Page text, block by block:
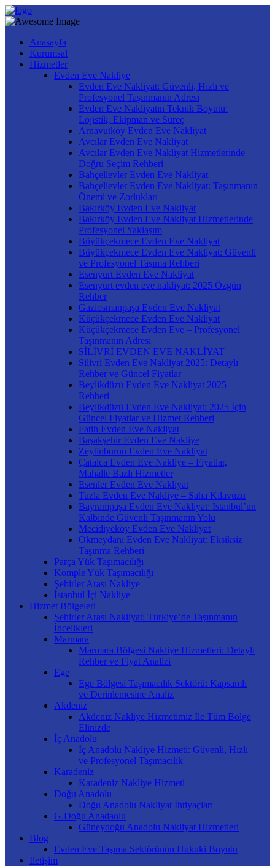
Anasayfa
Kurumsal
Hizmetler
Evden Eve Nakliye
Evden Eve Nakliyat: Güvenli, Hızlı ve
Profesyonel Taşınmanın Adresi
Evden Eve Nakliyatın Teknik Boyutu:
Lojistik, Ekipman ve Süreç
Arnavutköy Evden Eve Nakliyat
Avcılar Evden Eve Nakliyat
Avcılar Evden Eve Nakliyat Hizmetlerinde
Doğru Seçim Rehberi
Bahçelievler Evden Eve Nakliyat
Bahçelievler Evden Eve Nakliyat: Taşınmanın
Önemi ve Zorlukları
Bakırköy Evden Eve Nakliyat
Bakırköy Evden Eve Nakliyat Hizmetlerinde
Profesyonel Yaklaşım
Büyükçekmece Evden Eve Nakliyat
Büyükçekmece Evden Eve Nakliyat: Güvenli
ve Profesyonel Taşıma Rehberi
Esenyurt Evden Eve Nakliyat
Esenyurt evden eve nakliyat: 2025 Özgün
Rehber
Gaziosmanpaşa Evden Eve Nakliyat
Küçükçekmece Evden Eve Nakliyat
Küçükçekmece Evden Eve – Profesyonel
Taşınmanın Adresi
SİLİVRİ EVDEN EVE NAKLİYAT
Silivri Evden Eve Nakliyat 2025: Detaylı
Rehber ve Güncel Fiyatlar
Beylikdüzü Evden Eve Nakliyat 2025
Rehberi
Beylikdüzü Evden Eve Nakliyat: 2025 İçin
Güncel Fiyatlar ve Hizmet Rehberi
Fatih Evden Eve Nakliyat
Başakşehir Evden Eve Nakliye
Zeytinburnu Evden Eve Nakliyat
Çatalca Evden Eve Nakliye – Fiyatlar,
Mahalle Bazlı Hizmetler
Esenler Evden Eve Nakliyat
Tuzla Evden Eve Nakliye – Saha Kılavuzu
Bayrampaşa Evden Eve Nakliyat: İstanbul’un
Kalbinde Güvenli Taşınmanın Yolu
Mecidiyeköy Evden Eve Nakliyat
Okmeydanı Evden Eve Nakliyat: Eksiksiz
Taşınma Rehberi
Parça Yük Taşımacılığı
Komple Yük Taşımacılığı
Şehirler Arası Nakliye
İstanbul İçi Nakliye
Hizmet Bölgeleri
Şehirler Arası Nakliyat: Türkiye’de Taşınmanın
İncelikleri
Marmara
Marmara Bölgesi Nakliye Hizmetleri: Detaylı
Rehber ve Fiyat Analizi
Ege
Ege Bölgesi Taşımacılık Sektörü: Kapsamlı
ve Derinlemesine Analiz
Akdeniz
Akdeniz Nakliye Hizmetimiz İle Tüm Bölge
Elinizde
İç Anadolu
İç Anadolu Nakliye Hizmeti: Güvenli, Hızlı
ve Profesyonel Taşımacılık
Karadeniz
Karadeniz Nakliye Hizmeti
Doğu Anadolu
Doğu Anadolu Nakliyat İhtiyaçları
G.Doğu Anadaolu
Güneydoğu Anadolu Nakliyat Hizmetleri
Blog
Evden Eve Taşıma Sektörünün Hukuki Boyutu
İletişim